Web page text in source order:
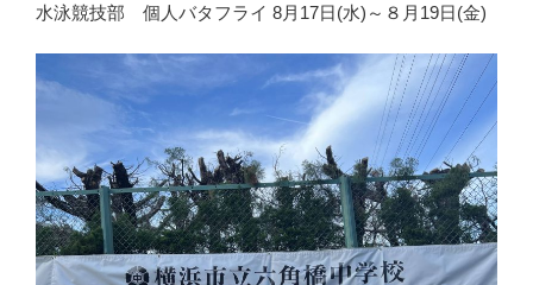
水泳競技部 個人バタフライ 8月17日(水)～８月19日(金)